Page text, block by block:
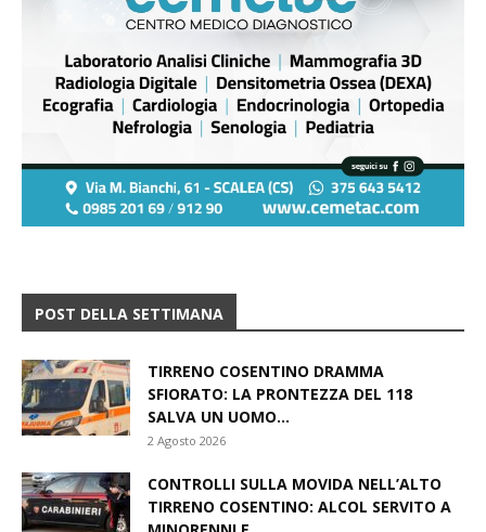
POST DELLA SETTIMANA
TIRRENO COSENTINO DRAMMA
SFIORATO: LA PRONTEZZA DEL 118
SALVA UN UOMO...
2 Agosto 2026
CONTROLLI SULLA MOVIDA NELL’ALTO
TIRRENO COSENTINO: ALCOL SERVITO A